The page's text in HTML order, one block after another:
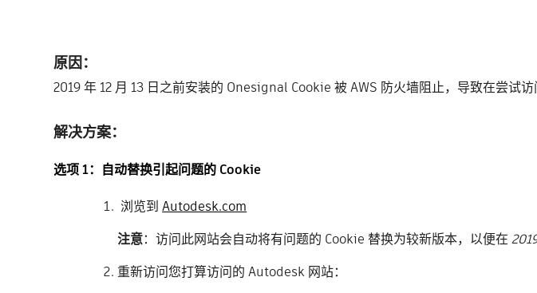
原因：
2019 年 12 月 13 日之前安装的 Onesignal Cookie 被 AWS 防火墙阻止，导致在尝试
解决方案：
选项 1：自动替换引起问题的 Cookie
浏览到Autodesk.com
注意：访问此网站会自动将有问题的 Cookie 替换为较新版本，以便在
重新访问您打算访问的 Autodesk 网站：